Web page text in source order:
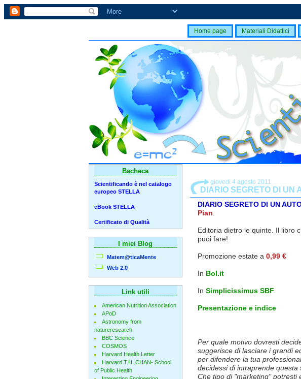
Home page Materiali Didattici
giovedì 4 agosto 2011
DIARIO SEGRETO DI UN
DIARIO SEGRETO DI UN
Pian
Editoria dietro le quinte. Il libro
puoi fare!
Promozione estate a 0,99 €
In Bol.it
In Simplicissimus SBF
Presentazione e indice
Per quale motivo dovresti
suggerisce di lasciare i grandi
per difendere la tua
decidessi di intraprende
Che tipo di "marketing" potresti
Bacheca
Scientificando è nel catalogo
europeo STELLA
eBook STELLA
Certificato di Qualità
I miei Blog
Matem@ticaMente
Web 2.0
Link utili
American Nutrition Association
APoD
Astronomy from
natureresearch
BBC Science
COSMOS
Harvard Health Letter
Harvard T.H. CHAN- School
of Public Health